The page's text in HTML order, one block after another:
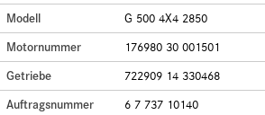
Modell
G 500 4X4 2850
Motornummer
176980 30 001501
Getriebe
722909 14 330468
Auftragsnummer
6 7 737 10140